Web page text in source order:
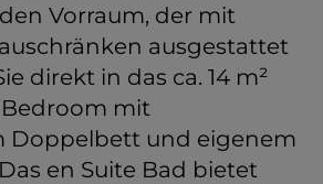
Vorraum, der mit
ausgestattet
direkt in das ca. 14 m²
mit
Doppelbett und eigenem
en Suite Bad bietet